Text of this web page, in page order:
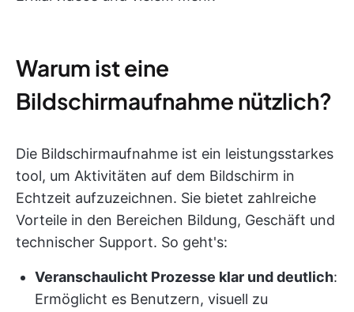
Warum ist eine
Bildschirmaufnahme nützlich?
Die Bildschirmaufnahme ist ein leistungsstarkes
tool, um Aktivitäten auf dem Bildschirm in
Echtzeit aufzuzeichnen. Sie bietet zahlreiche
Vorteile in den Bereichen Bildung, Geschäft und
technischer Support. So geht's:
Veranschaulicht Prozesse klar und deutlich:
Ermöglicht es Benutzern, visuell zu